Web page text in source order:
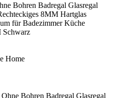
Bohren Badregal Glasregal
8MM Hartglas
für Badezimmer Küche
Schwarz